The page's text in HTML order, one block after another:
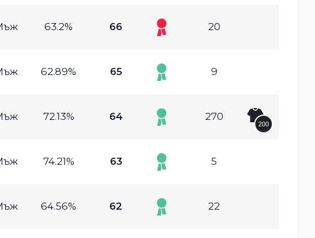
63.2% 66 20
62.89% 65 9
72.13% 64 270
200
74.21% 63 5
64.56% 62 22